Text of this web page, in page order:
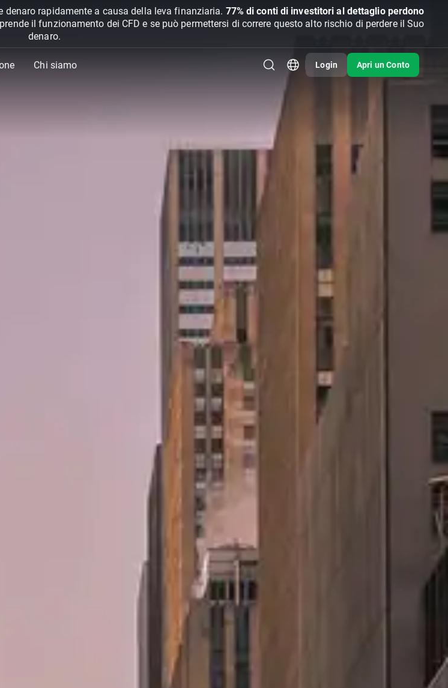
rapidamente a causa della leva finanziaria. 77% di conti di investitori al dettaglio perdono
il funzionamento dei CFD e se può permettersi di correre questo alto rischio di perdere il Suo
denaro.
Chi siamo Login Apri un Conto